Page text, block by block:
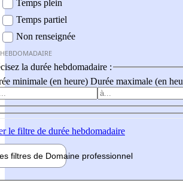
Temps plein
Temps partiel
Non renseignée
la durée hebdomadaire :
minimale (en heure) Durée maximale (en
le filtre de durée hebdomadaire
filtres de Domaine professionnel